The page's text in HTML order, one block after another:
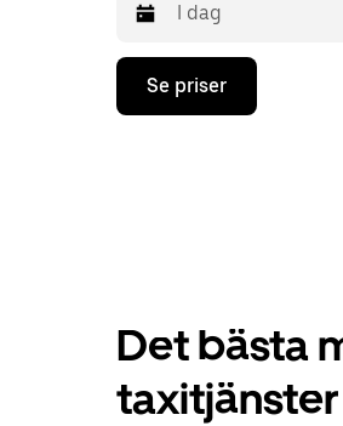
Tryck
nedåtpilen
på
ESC-
knappen
för
Se priser
Det bästa